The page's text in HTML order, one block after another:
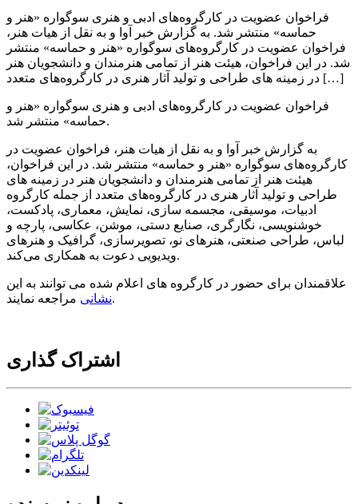
فراخوان عضویت در کارگروه‌های ادبی و هنری سوگواره «هنر و
حماسه» منتشر شد. به گزارش خبر آوا و به نقل از هیات هنر،
فراخوان عضویت در کارگروه‌های سوگواره «هنر و حماسه» منتشر
شد. در این فراخوان، هیئت هنر از تمامی هنرمندان و دانشجویان هنر
در زمینه های طراحی و تولید آثار هنری در کارگروه‌های متعدد […]
فراخوان عضویت در کارگروه‌های ادبی و هنری سوگواره «هنر و
حماسه» منتشر شد.
به گزارش خبر آوا و به نقل از هیات هنر، فراخوان عضویت در
کارگروه‌های سوگواره «هنر و حماسه» منتشر شد. در این فراخوان،
هیئت هنر از تمامی هنرمندان و دانشجویان هنر در زمینه های
طراحی و تولید آثار هنری در کارگروه‌های متعدد از جمله کارگروه
ادبیات، موسیقی، مجسمه‌ سازی، نمایش، معماری، پادکست،
خوشنویسی، نگارگری، صنایع‌ دستی، موشن، عکاسی، پارچه و
لباس، طراحی صنعتی، هنرهای نو، تصویرسازی، گرافیک و هنرهای
ویدیویی دعوت به همکاری می‌کند.
علاقمندان برای حضور در کارگروه های اعلام شده می توانند به این
نشانیمراجعه نمایند.
اشتراک گذاری